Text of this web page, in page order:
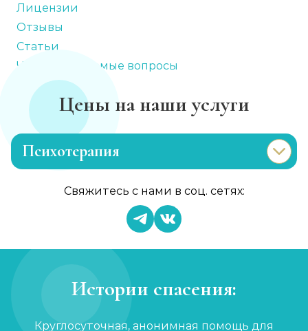
Лицензии
Отзывы
Статьи
Часто задаваемые вопросы
Цены на наши услуги
Психотерапия
Консультация психолога
от 1 000 ₽ Записаться
Свяжитесь с нами в соц. сетях:
Истории спасения:
Круглосуточная, анонимная помощь для